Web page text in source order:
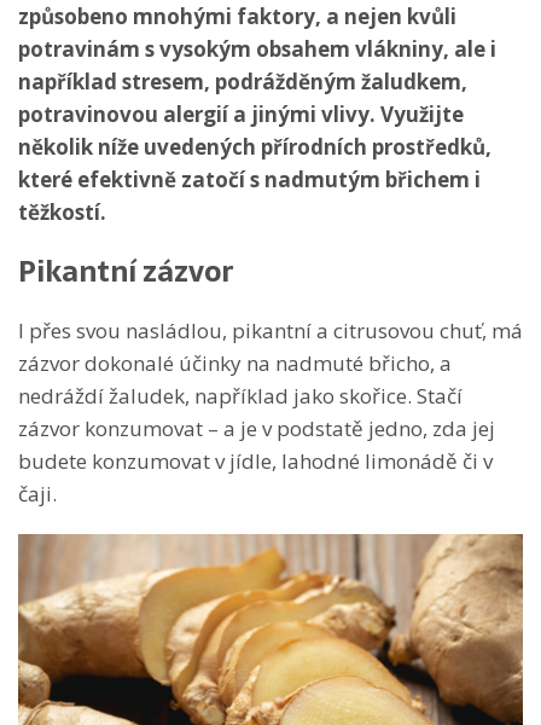
způsobeno mnohými faktory, a nejen kvůli
potravinám s vysokým obsahem vlákniny, ale i
například stresem, podrážděným žaludkem,
potravinovou alergií a jinými vlivy. Využijte
několik níže uvedených přírodních prostředků,
které efektivně zatočí s nadmutým břichem i
těžkostí.
Pikantní zázvor
I přes svou nasládlou, pikantní a citrusovou chuť, má
zázvor dokonalé účinky na nadmuté břicho, a
nedráždí žaludek, například jako skořice. Stačí
zázvor konzumovat – a je v podstatě jedno, zda jej
budete konzumovat v jídle, lahodné limonádě či v
čaji.